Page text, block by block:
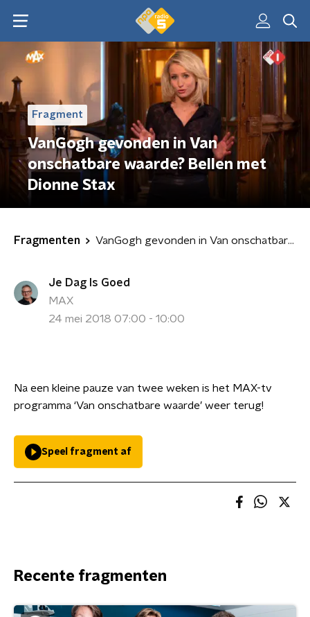
Fragment
VanGogh gevonden in Van
onschatbare waarde? Bellen met
Dionne Stax
Fragmenten VanGogh gevonden in Van onschatbare waarde? Bellen met Dionne Stax
Je Dag Is Goed
MAX
24 mei 2018 07:00 - 10:00
Na een kleine pauze van twee weken is het MAX-tv
programma ‘Van onschatbare waarde’ weer terug!
Speel fragment af
Recente fragmenten